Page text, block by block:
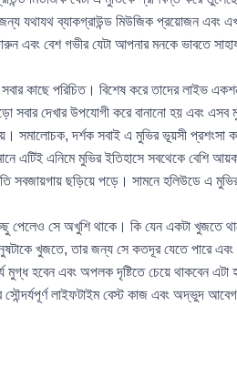
যথাযথ ব্যাকগ্রাউন্ড মিউজিক প্রয়োজন এবং
এবং বেশ গভীর যেটা আপনার মনকে ভাবতে
সবার কাছে পরিচিত। বিশেষ করে তাদের লাইভ
বুড়ো সবার দেখার উপযোগী করে বানানো হয়
সমালোচক, দর্শক সবাই এ মুভির ভূয়সী প্রশংসা
এটিই এনিমে মুভির ইতিহাসে সবথেকে বেশি
সবজায়গায় ছড়িয়ে পড়ে। সামনে হলিউডে এ
পেলেও সে অখুশি থাকে। কি যেন একটা খুজতে
খুজতে, তার জন্য সে কতদূর যেতে
মুগ্ধ হবেন এবং অপলক দৃষ্টিতে চেয়ে থাকবেন
সৌন্দর্যপূর্ণ লাইফটাইম বেস্ট কাজ এবং অদ্ভুদ